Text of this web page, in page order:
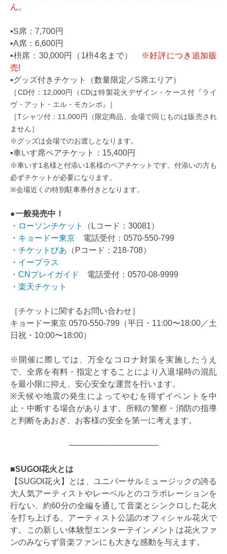
ん。
▪S席：7,700円
▪A席：6,600円
▪枡席：30,000円（1枡4名まで）
※好評につき追加販
売!
▪グッズ付きチケット（数量限定／S席エリア）
［CD付：12,000円（CDは特製花火デザイン・ケース付『ライ
ヴ・アット・エル・モカンボ』］
［Tシャツ付：11,000円（限定商品、会場で同じものは販売され
ません］
※グッズは会場でのお渡しとなります。
▪車いす席ペアチケット：15,400円
※車いす1名様と付添い1名様のペアチケットです。付添いの方も
必ずチケットが必要になります。
※会場近くの特別駐車券付きとなります。
●一般発売中！
・ ローソンチケット
（Lコード：30081）
・ キョードー東京 電話受付：0570-550-799
・ チケットぴあ （Pコード：218-708）
・ イープラス
・ CNプレイガイド
電話受付：0570-08-9999
・ 楽天チケット
［チケットに関するお問い合わせ］
キョードー東京 0570-550-799（平日・11:00〜18:00／土
日祝・10:00〜18:00）
※開催に際しては、万全なコロナ対策を実施したうえ
で、全席を有料・指定とすることにより入退場時の混乱
を最小限に抑え、安心安全な運営を行います。
※天候や地震の発生によってやむを得ずイベントを中
止・中断する場合があります。所轄の警察・消防の指導
と判断をあおぎ、お客様の安全を第一に考えます。
────────────────
■SUGOI花火とは
【SUGOI花火】とは、ユニバーサルミュージックの誇る
大人気アーティストやレーベルとのコラボレーションを
行ない、約60分の全編を通して音楽とシンクロした花火
を打ち上げる、アーティスト公認のオフィシャル花火で
す。この新しい体験型エンターテインメントは花火ファ
ンのみならず音楽ファンにも大きな感動を与えます。